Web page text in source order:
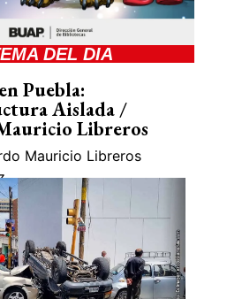
DEL DIA
Puebla:
Aislada /
Libreros
Mauricio Libreros